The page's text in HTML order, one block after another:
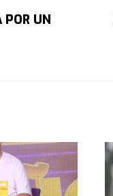
POR UN